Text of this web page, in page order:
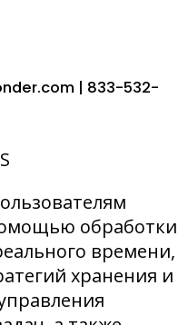
| 833-532-
обработки
времени,
хранения и